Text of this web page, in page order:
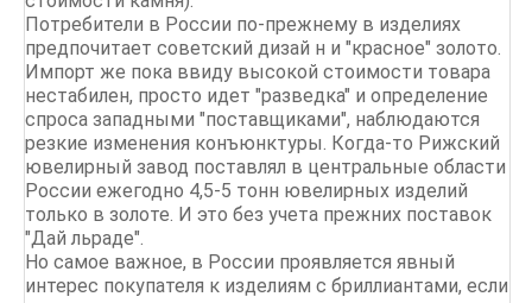
Потребители в России по-прежнему в изделиях
предпочитает советский дизай н и "красное" золото.
Импорт же пока ввиду высокой стоимости товара
нестабилен, просто идет "разведка" и определение
спроса западными "поставщиками", наблюдаются
резкие изменения конъюнктуры. Когда-то Рижский
ювелирный завод поставлял в центральные области
России ежегодно 4,5-5 тонн ювелирных изделий
только в золоте. И это без учета прежних поставок
"Дай льраде".
Но самое важное, в России проявляется явный
интерес покупателя к изделиям с бриллиантами, если